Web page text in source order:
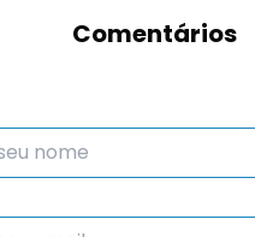
Comentários